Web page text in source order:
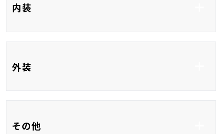
HDMI接続
内装
外装
その他